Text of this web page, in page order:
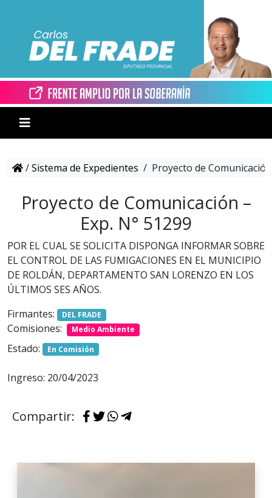
/Sistema de Expedientes / Proyecto de
Proyecto de Comunicación –
Exp. N° 51299
POR EL CUAL SE SOLICITA DISPONGA INFORMAR SOBRE
EL CONTROL DE LAS FUMIGACIONES EN EL MUNICIPIO
DE ROLDÁN, DEPARTAMENTO SAN LORENZO EN LOS
ÚLTIMOS SES AÑOS.
Firmantes:
DEL FRADE
Comisiones: Medio Ambiente
Estado: En Comisión
Ingreso: 20/04/2023
Compartir: